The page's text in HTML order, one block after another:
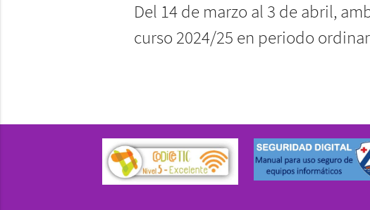
Del 14 de marzo al 3 de abril,
curso 2024/25 en periodo